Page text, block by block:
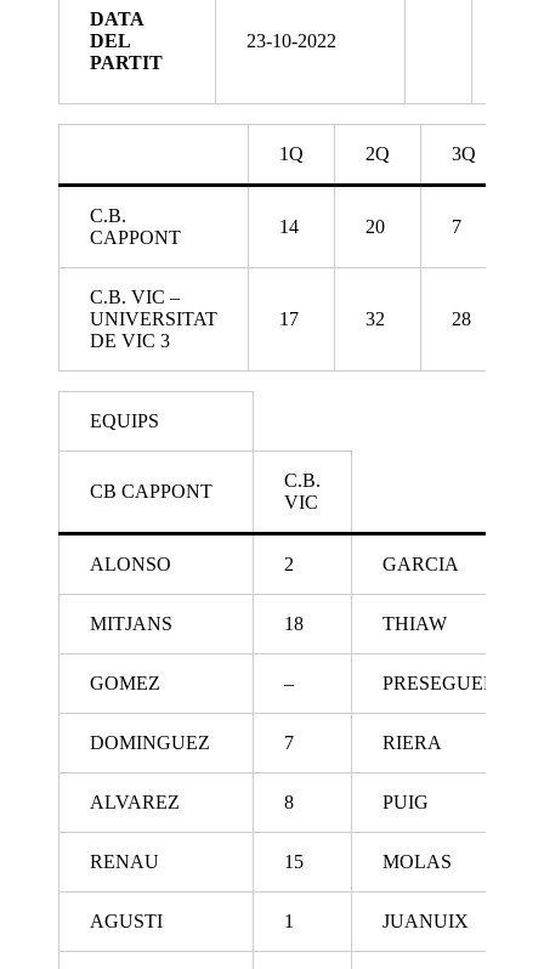
DATA
DEL
PARTIT
23-10-2022
1Q 2Q 3Q
C.B.
CAPPONT
14 20 7
C.B. VIC –
UNIVERSITAT
DE VIC 3
17 32 28
EQUIPS
CB CAPPONT
C.B.
VIC
ALONSO 2 GARCIA
MITJANS 18 THIAW
GOMEZ – PRESEGUER
DOMINGUEZ 7 RIERA
ALVAREZ 8 PUIG
RENAU 15 MOLAS
AGUSTI 1 JUANUIX